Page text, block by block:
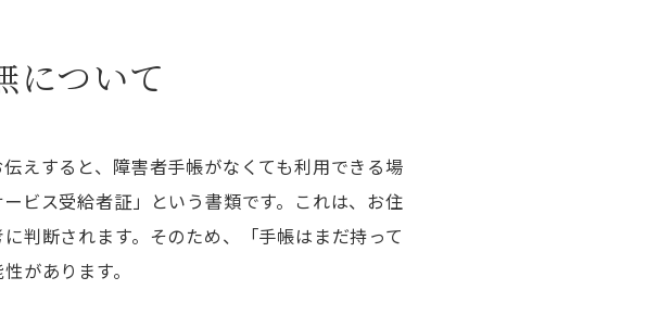
について
えすると、障害者手帳がなくても利用できる場
ビス受給者証」という書類です。これは、お住
判断されます。そのため、「手帳はまだ持って
があります。